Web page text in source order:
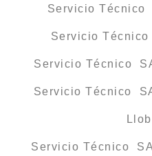
Servicio
Servicio
Servicio Técnico
Servicio Técnico
Servicio Técnico